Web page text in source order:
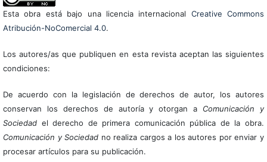
Esta obra está bajo una licencia internacional Creative Commons
Atribución-NoComercial 4.0.
Los autores/as que publiquen en esta revista aceptan las siguientes
condiciones:
De acuerdo con la legislación de derechos de autor, los autores
conservan los derechos de autoría y otorgan a Comunicación y
Sociedadel derecho de primera comunicación pública de la obra.
Comunicación y Sociedad no realiza cargos a los autores por enviar y
procesar artículos para su publicación.